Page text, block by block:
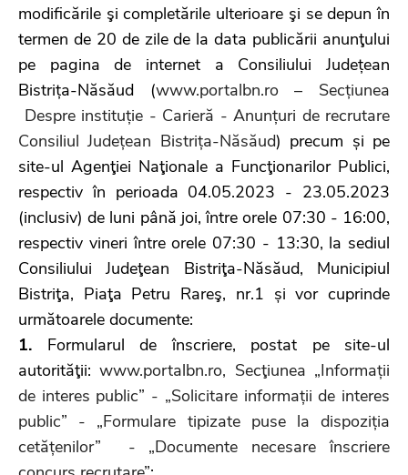
modificările şi completările ulterioare şi se depun în
termen de 20 de zile de la data publicării anunţului
pe pagina de internet a Consiliului Județean
Bistrița-Năsăud (www.portalbn.ro – Secțiunea
Despre instituție - Carieră - Anunțuri de recrutare
Consiliul Județean Bistrița-Năsăud) precum și pe
site-ul Agenţiei Naţionale a Funcţionarilor Publici,
respectiv în perioada 04.05.2023 - 23.05.2023
(inclusiv) de luni până joi, între orele 07:30 - 16:00,
respectiv vineri între orele 07:30 - 13:30, la sediul
Consiliului Judeţean Bistriţa-Năsăud, Municipiul
Bistriţa, Piaţa Petru Rareş, nr.1 și vor cuprinde
următoarele documente:
1. Formularul de înscriere, postat pe site-ul
autorităţii:www.portalbn.ro, Secţiunea „Informații
de interes public” - „Solicitare informații de interes
public” - „Formulare tipizate puse la dispoziția
cetățenilor” - „Documente necesare înscriere